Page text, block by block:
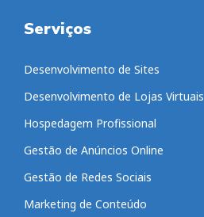
Serviços
Desenvolvimento de Sites
Desenvolvimento de Lojas Virtuais
Hospedagem Profissional
Gestão de Anúncios Online
Gestão de Redes Sociais
Marketing de Conteúdo